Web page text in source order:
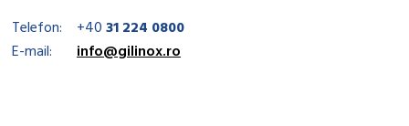
Telefon: +4031 224 0800
E-mail:
info@gilinox.ro